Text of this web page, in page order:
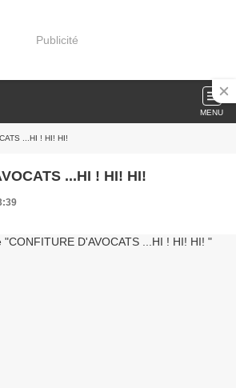
Publicité
MENU
...HI ! HI! HI!
...HI ! HI! HI!